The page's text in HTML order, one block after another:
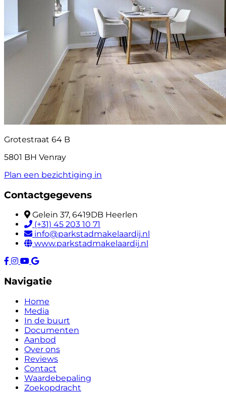
Grotestraat 64 B
5801 BH Venray
Plan een bezichtiging in
Contactgegevens
Gelein 37, 6419DB Heerlen
(+31) 45 203 10 71
info@parkstadmakelaardij.nl
www.parkstadmakelaardij.nl
Navigatie
Home
Media
In de buurt
Documenten
Aanbod
Over ons
Reviews
Contact
Waardebepaling
Zoekopdracht